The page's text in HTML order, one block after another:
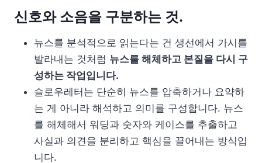
신호와 소음을 구분하는 것.
뉴스를 분석적으로 읽는다는 건 생선에서 가시를
발라내는 것처럼 뉴스를 해체하고 본질을 다시 구
성하는 작업입니다.
슬로우레터는 단순히 뉴스를 압축하거나 요약하
는 게 아니라 해석하고 의미를 구성합니다. 뉴스
를 해체해서 워딩과 숫자와 케이스를 추출하고
사실과 의견을 분리하고 핵심을 끌어내는 방식입
니다.